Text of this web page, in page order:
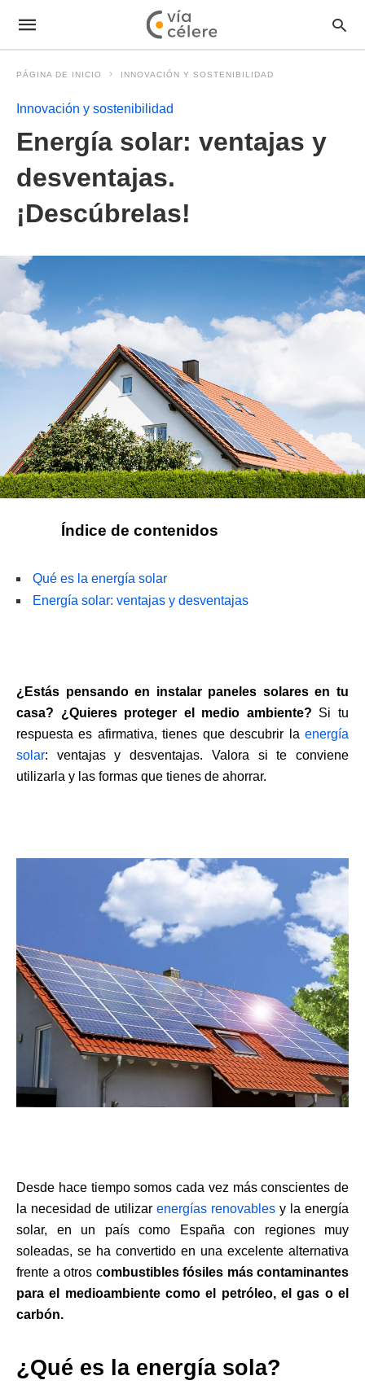
PÁGINA DE INICIO INNOVACIÓN Y SOSTENIBILIDAD
Innovación y sostenibilidad
Energía solar: ventajas y
desventajas.
¡Descúbrelas!
Índice de contenidos
Qué es la energía solar
Energía solar: ventajas y desventajas
¿Estás pensando en instalar paneles solares en tu
casa? ¿Quieres proteger el medio ambiente? Si tu
respuesta es afirmativa, tienes que descubrir la energía
solar: ventajas y desventajas. Valora si te conviene
utilizarla y las formas que tienes de ahorrar.
Desde hace tiempo somos cada vez más conscientes de
la necesidad de utilizar energías renovables y la energía
solar, en un país como España con regiones muy
soleadas, se ha convertido en una excelente alternativa
frente a otros combustibles fósiles más contaminantes
para el medioambiente como el petróleo, el gas o el
carbón.
¿Qué es la energía sola?